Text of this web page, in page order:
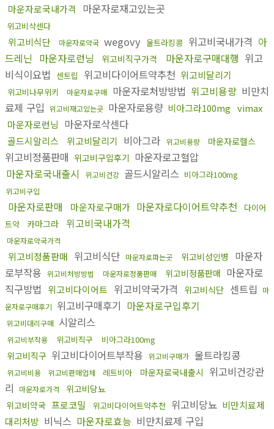
마운자로국내가격 마운자로재고있는곳
위고비삭센다
위고비식단 마운자로약국 wegovy 울트라킹콩 위고비국내가격 아
드레닌 마운자로런닝 위고비직구가격 마운자로구매대행 위고
비식이요법
센트립 위고비다이어트약추천 위고비달리기
위고비나무위키 마운자로구매 마운자로처방방법 위고비용량 비만치
료제 구입 위고비재고있는곳 마운자로용량 비아그라100mg vimax
마운자로런닝 마운자로삭센다
골드시알리스 위고비달리기 비아그라 위고비용량 마운자로헬스
위고비정품판매 위고비구입후기 마운자로고혈압
마운자로국내출시
위고비건강 골드시알리스 비아그라100mg
위고비구입
마운자로판매 마운자로구매가 마운자로다이어트약추천
다이어
트약
카마그라 위고비국내가격
마운자로약국가격
위고비정품판매 위고비식단 마운자로파는곳 위고비성인병
마운자
로부작용 위고비처방방법 마운자로정품판매 위고비정품판매 마운자로
직구방법
위고비다이어트 위고비약국가격 위고비식단 센트립 마
운자로구매후기 위고비구매후기 마운자로구입후기
위고비대리구매 시알리스
위고비부작용 위고비직구 비아그라100mg
위고비직구 위고비다이어트부작용 위고비구매가 울트라킹콩
위고비비용 위고비판매업체 레트비아 마운자로국내출시 위고비건강관
리
마운자로가격
위고비당뇨
위고비약국 프로코밀 위고비다이어트약추천 위고비당뇨 비만치료제
대리처방 비닉스 마운자로효능 비만치료제 구입